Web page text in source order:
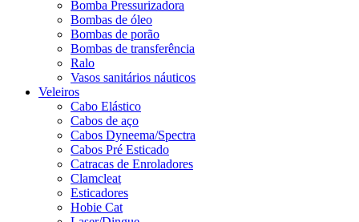
Bomba Pressurizadora
Bombas de óleo
Bombas de porão
Bombas de transferência
Ralo
Vasos sanitários náuticos
Veleiros
Cabo Elástico
Cabos de aço
Cabos Dyneema/Spectra
Cabos Pré Esticado
Catracas de Enroladores
Clamcleat
Esticadores
Hobie Cat